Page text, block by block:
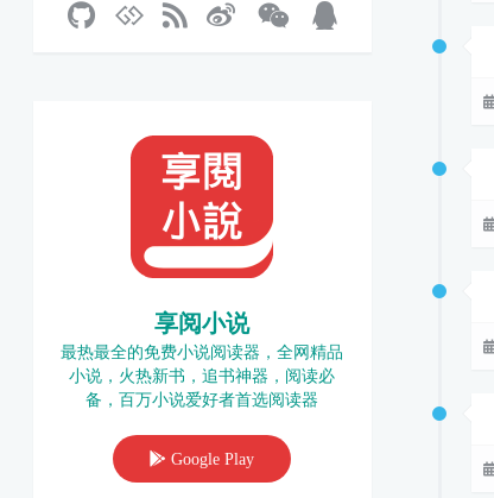
享阅小说
最热最全的免费小说阅读器，全网精品
小说，火热新书，追书神器，阅读必
备，百万小说爱好者首选阅读器
Google Play